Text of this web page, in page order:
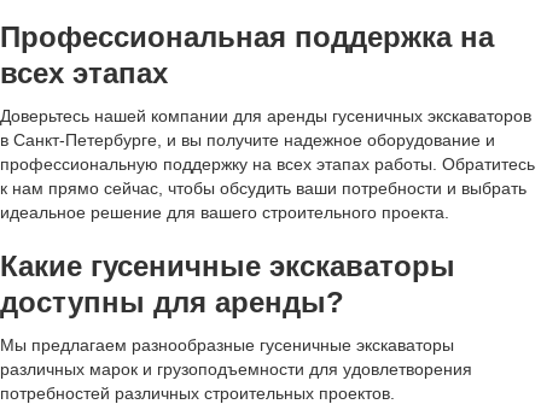
Профессиональная поддержка на
всех этапах
Доверьтесь нашей компании для аренды гусеничных экскаваторов
в Санкт-Петербурге, и вы получите надежное оборудование и
профессиональную поддержку на всех этапах работы. Обратитесь
к нам прямо сейчас, чтобы обсудить ваши потребности и выбрать
идеальное решение для вашего строительного проекта.
Какие гусеничные экскаваторы
доступны для аренды?
Мы предлагаем разнообразные гусеничные экскаваторы
различных марок и грузоподъемности для удовлетворения
потребностей различных строительных проектов.